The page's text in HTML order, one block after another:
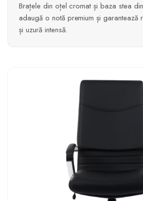
Brațele din oțel cromat și baza stea
adaugă o notă premium și garantează
și uzură intensă.